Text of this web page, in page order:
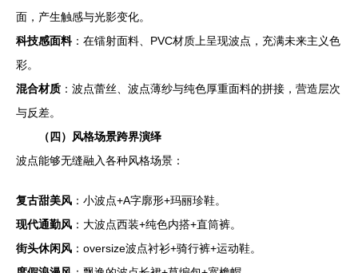
面，产生触感与光影变化。
科技感面料：在镭射面料、PVC材质上呈现波点，充满未来主义色
彩。
混合材质 ：波点蕾丝、波点薄纱与纯色厚重面料的拼接，营造层次
与反差。
（四）风格场景跨界演绎
波点能够无缝融入各种风格场景：
复古甜美风 ：小波点+A字廓形+玛丽珍鞋。
现代通勤风 ：大波点西装+纯色内搭+直筒裤。
街头休闲风 ：oversize波点衬衫+骑行裤+运动鞋。